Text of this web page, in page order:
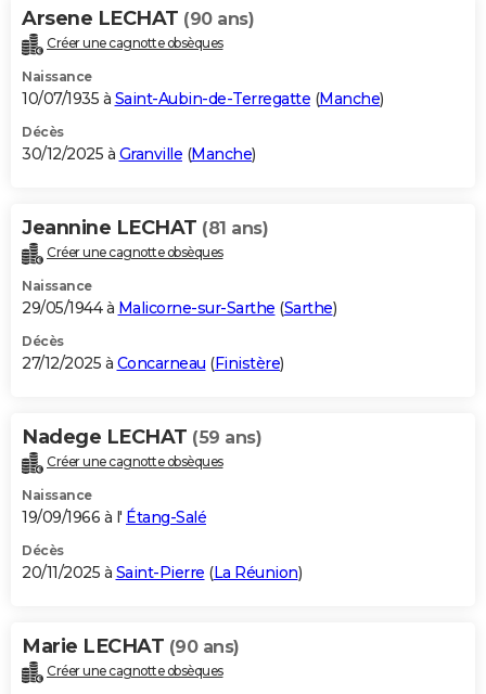
Arsene LECHAT (90 ans)
Créer une cagnotte obsèques
Naissance
10/07/1935 à Saint-Aubin-de-Terregatte (Manche)
Décès
30/12/2025 à Granville (Manche)
Jeannine LECHAT (81 ans)
Créer une cagnotte obsèques
Naissance
29/05/1944 à Malicorne-sur-Sarthe (Sarthe)
Décès
27/12/2025 à Concarneau (Finistère)
Nadege LECHAT (59 ans)
Créer une cagnotte obsèques
Naissance
19/09/1966 à l' Étang-Salé
Décès
20/11/2025 à Saint-Pierre (La Réunion)
Marie LECHAT (90 ans)
Créer une cagnotte obsèques